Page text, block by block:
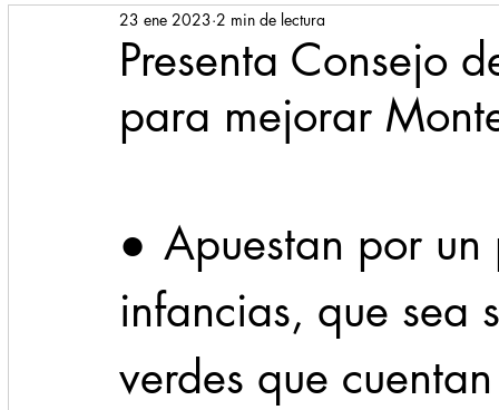
Santa Catarina San Pedro Garza Garcia
Espectaculos Clima Principal Salud
Seguridad 1 enero
Presenta Consejo
para mejorar
23 ene 2023 2 min de lectura
●	Apuestan por un parque para las
infancias, que sea
verdes que